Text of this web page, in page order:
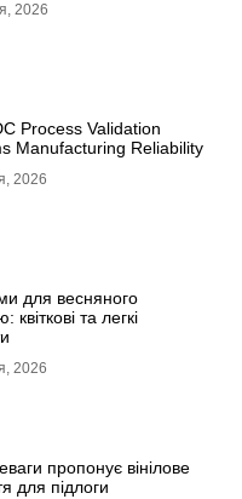
2026
Process Validation
Manufacturing Reliability
2026
для весняного
квіткові та легкі
2026
пропонує вінілове
для підлоги